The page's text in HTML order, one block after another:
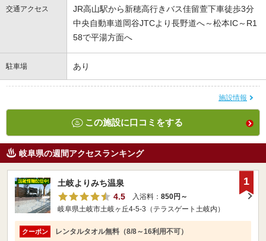
交通アクセス
JR高山駅から新穂高行きバス佳留萱下車徒歩3分
中央自動車道岡谷JTCより長野道へ～松本IC～R1
58で平湯方面へ
駐車場 あり
施設情報
この施設に口コミをする
岐阜県の週間アクセスランキング
土岐よりみち温泉
4.5
入浴料： 850円～
岐阜県土岐市土岐ヶ丘4-5-3（テラスゲート土岐内）
クーポン レンタルタオル無料（8/8～16利用不可）
1